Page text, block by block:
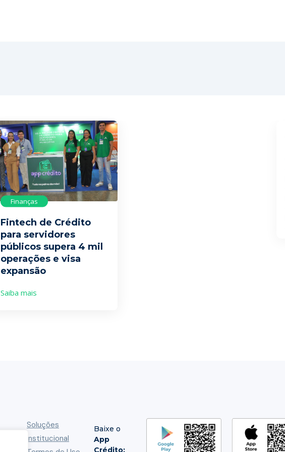
Finanças
Fintech de Crédito
para servidores
públicos supera 4 mil
operações e visa
expansão
Saiba mais
Soluções
Institucional
Baixe o
App
Crédito: